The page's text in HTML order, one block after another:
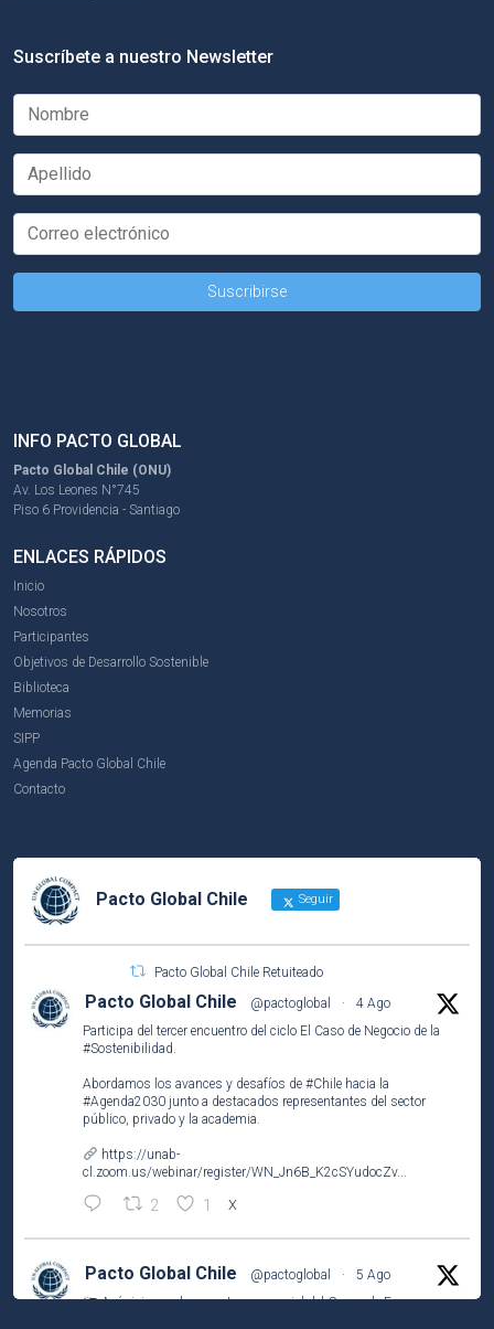
Suscríbete a nuestro Newsletter
INFO PACTO GLOBAL
Pacto Global Chile (ONU)
Av. Los Leones N°745
Piso 6 Providencia - Santiago
ENLACES RÁPIDOS
Inicio
Nosotros
Participantes
Objetivos de Desarrollo Sostenible
Biblioteca
Memorias
SIPP
Agenda Pacto Global Chile
Contacto
Pacto Global Chile Seguir
Pacto Global Chile Retuiteado
Pacto Global Chile @pactoglobal ·
4 Ago
Participa del tercer encuentro del ciclo El Caso de Negocio de la
#Sostenibilidad.
Abordamos los avances y desafíos de #Chile hacia la
#Agenda2030 junto a destacados representantes del sector
público, privado y la academia.
https://unab-
cl.zoom.us/webinar/register/WN_Jn6B_K2cSYudocZv...
2 1 X
Pacto Global Chile @pactoglobal ·
5 Ago
Así vivimos el encuentro presencial del Grupo de Empresas